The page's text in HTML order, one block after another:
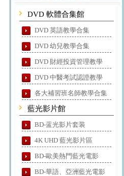
DVD 軟體合集館
DVD 英語教學合集
DVD 幼兒教學合集
DVD 財經投資管理教學
DVD 中醫考試認證教學
各大補習班名師教學合集
藍光影片館
BD-蓝光影片套装
4K UHD 藍光影片區
BD-歐美熱門藍光電影
BD-華語、亞洲藍光電影